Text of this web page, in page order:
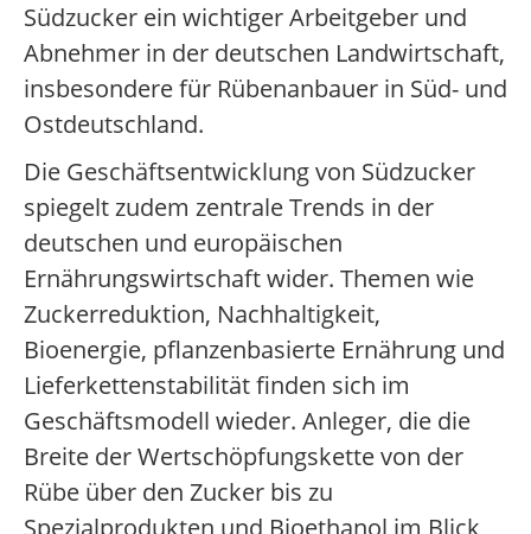
Südzucker ein wichtiger Arbeitgeber und
Abnehmer in der deutschen Landwirtschaft,
insbesondere für Rübenanbauer in Süd- und
Ostdeutschland.
Die Geschäftsentwicklung von Südzucker
spiegelt zudem zentrale Trends in der
deutschen und europäischen
Ernährungswirtschaft wider. Themen wie
Zuckerreduktion, Nachhaltigkeit,
Bioenergie, pflanzenbasierte Ernährung und
Lieferkettenstabilität finden sich im
Geschäftsmodell wieder. Anleger, die die
Breite der Wertschöpfungskette von der
Rübe über den Zucker bis zu